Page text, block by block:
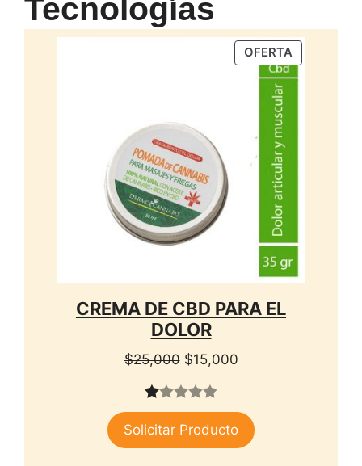
Tecnologías
OFERTAPRODUCTO
EN
CREMA DE CBD PARA EL
DOLOR
$25,000 El
original
$25,000.
$15,000El
es:
$15,000.
1.
00
Solicitar Producto